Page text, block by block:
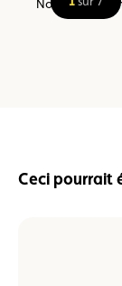
Nous sommes
Ceci pourrait